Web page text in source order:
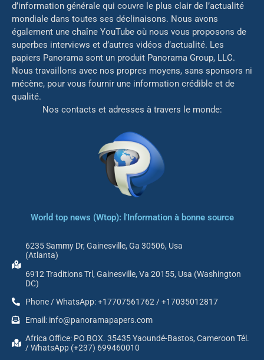
d’information générale qui couvre le plus clair de l’actualité
mondiale dans toutes ses déclinaisons. Nous avons
également une chaîne YouTube où nous vous proposons de
superbes interviews et d’autres vidéos d’actualité. Les
papiers Panorama sont un produit Panorama Group, LLC.
Nous travaillons avec nos propres moyens, sans sponsors ni
mécène, pour vous fournir une information crédible et de
qualité.
Nos contacts et adresses à travers le monde:
World top news (Wtop): l'Information à bonne source
6235 Sammy Dr, Gainesville, Ga 30506, Usa
(Atlanta)
6912 Traditions Trl, Gainesville, Va 20155, Usa (Washington
DC)
Phone / WhatsApp: +17707561762 / +17035012817
Email: info@panoramapapers.com
Africa Office: PO BOX. 35435 Yaoundé-Bastos, Cameroon Tél.
/ WhatsApp (+237) 699460010